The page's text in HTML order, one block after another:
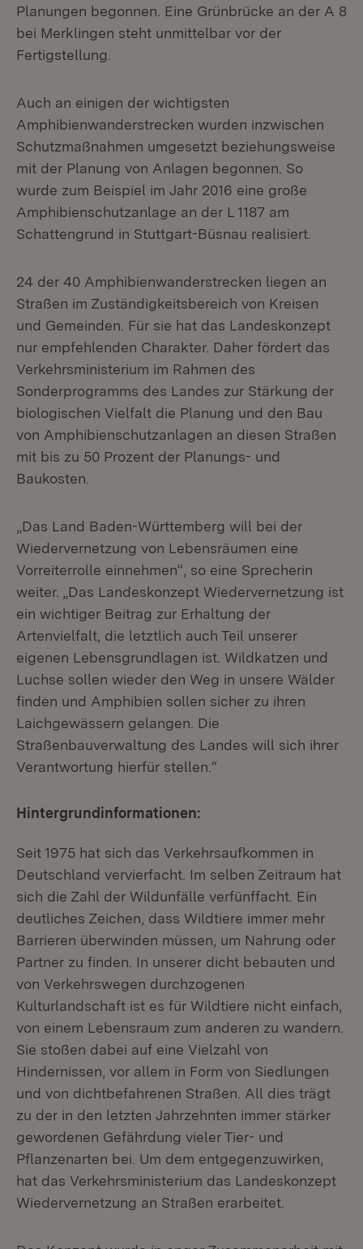
Planungen begonnen. Eine Grünbrücke an der A 8
bei Merklingen steht unmittelbar vor der
Fertigstellung.
Auch an einigen der wichtigsten
Amphibienwanderstrecken wurden inzwischen
Schutzmaßnahmen umgesetzt beziehungsweise
mit der Planung von Anlagen begonnen. So
wurde zum Beispiel im Jahr 2016 eine große
Amphibienschutzanlage an der L 1187 am
Schattengrund in Stuttgart-Büsnau realisiert.
24 der 40 Amphibienwanderstrecken liegen an
Straßen im Zuständigkeitsbereich von Kreisen
und Gemeinden. Für sie hat das Landeskonzept
nur empfehlenden Charakter. Daher fördert das
Verkehrsministerium im Rahmen des
Sonderprogramms des Landes zur Stärkung der
biologischen Vielfalt die Planung und den Bau
von Amphibienschutzanlagen an diesen Straßen
mit bis zu 50 Prozent der Planungs- und
Baukosten.
„Das Land Baden-Württemberg will bei der
Wiedervernetzung von Lebensräumen eine
Vorreiterrolle einnehmen“, so eine Sprecherin
weiter. „Das Landeskonzept Wiedervernetzung ist
ein wichtiger Beitrag zur Erhaltung der
Artenvielfalt, die letztlich auch Teil unserer
eigenen Lebensgrundlagen ist. Wildkatzen und
Luchse sollen wieder den Weg in unsere Wälder
finden und Amphibien sollen sicher zu ihren
Laichgewässern gelangen. Die
Straßenbauverwaltung des Landes will sich ihrer
Verantwortung hierfür stellen.“
Hintergrundinformationen:
Seit 1975 hat sich das Verkehrsaufkommen in
Deutschland vervierfacht. Im selben Zeitraum hat
sich die Zahl der Wildunfälle verfünffacht. Ein
deutliches Zeichen, dass Wildtiere immer mehr
Barrieren überwinden müssen, um Nahrung oder
Partner zu finden. In unserer dicht bebauten und
von Verkehrswegen durchzogenen
Kulturlandschaft ist es für Wildtiere nicht einfach,
von einem Lebensraum zum anderen zu wandern.
Sie stoßen dabei auf eine Vielzahl von
Hindernissen, vor allem in Form von Siedlungen
und von dichtbefahrenen Straßen. All dies trägt
zu der in den letzten Jahrzehnten immer stärker
gewordenen Gefährdung vieler Tier- und
Pflanzenarten bei. Um dem entgegenzuwirken,
hat das Verkehrsministerium das Landeskonzept
Wiedervernetzung an Straßen erarbeitet.